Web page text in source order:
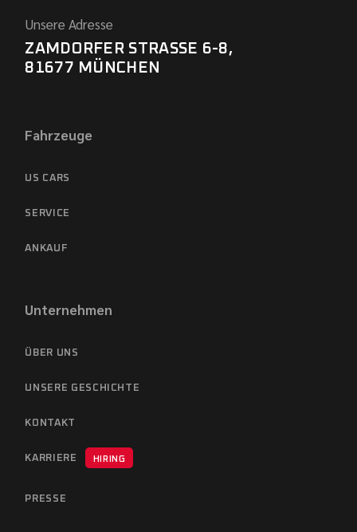
Unsere Adresse
ZAMDORFER STRASSE 6-8,
81677 MÜNCHEN
Fahrzeuge
US CARS
SERVICE
ANKAUF
Unternehmen
ÜBER UNS
UNSERE GESCHICHTE
KONTAKT
KARRIERE HIRING
PRESSE